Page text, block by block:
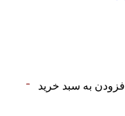
افزودن به سبد خرید